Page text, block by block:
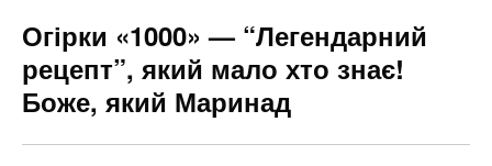
Огірки «1000» — “Легендарний
рецепт”, який мало хто знає!
Боже, який Маринад